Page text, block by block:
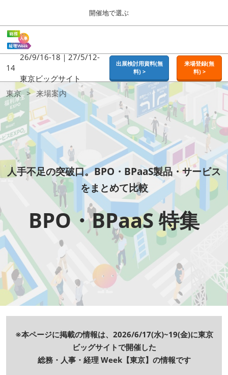
ッ
プ
し
て
進
む
to
close
the
menu.
開催地で選ぶ
東京ビッグサイト | Tokyo Big Sight
東京
2026年09月16日
東京ビッグサイト | Tokyo Big Sight
2026年11月18日
インテックス大阪 / INTEX OSAKA
名古屋
2027年07月21日
ポートメッセなごや / Port Messe Nagoya
HR EXPO【オンライン】
オンライン / online
理想の管理職カンファレンス
2026年09月16日
東京ビッグサイト | Tokyo Big Sight
ー
ナ
ビ
シ
ョ
ン
折
り
た
た
む
26/9/16-18｜27/5/12-
14
東京ビッグサイト
出展検討用資料(無
料) >
来場登録(無
料) >
東京 来場案内
リ
ス
キ
リ
ン
グ・
人
材
人手不足の突破口。BPO・BPaaS製品・サービス
をまとめて比較
BPO・BPaaS 特集
※本ページに掲載の情報は、2026/6/17(水)~19(金)に東京
ビッグサイトで開催した
総務・人事・経理 Week【東京】の情報です